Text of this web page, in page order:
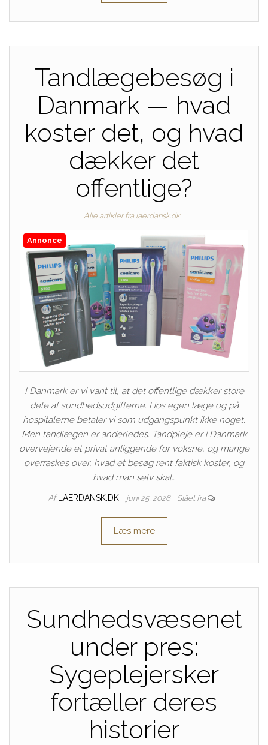
Tandlægebesøg i
Danmark — hvad
koster det, og hvad
dækker det
offentlige?
Alle artikler fra laerdansk.dk
Annonce
I Danmark er vi vant til, at det offentlige dækker store
dele af sundhedsudgifterne. Hos egen læge og på
hospitalerne betaler vi som udgangspunkt ikke noget.
Men tandlægen er anderledes. Tandpleje er i Danmark
overvejende et privat anliggende for voksne, og mange
overraskes over, hvad et besøg rent faktisk koster, og
hvad man selv skal…
Af LAERDANSK.DK juni 25, 2026 Slået fra
Læs mere
Sundhedsvæsenet
under pres:
Sygeplejersker
fortæller deres
historier